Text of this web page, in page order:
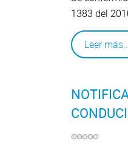
1383 del
Leer